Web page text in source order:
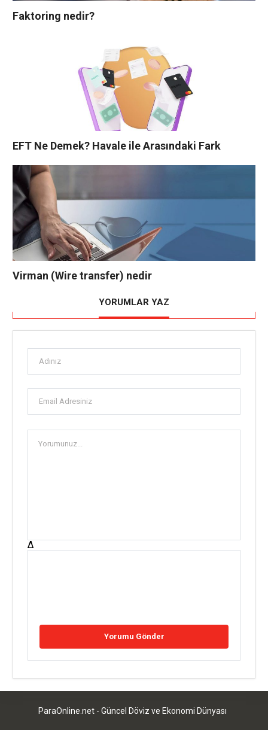
Faktoring nedir?
EFT Ne Demek? Havale ile Arasındaki Fark
Virman (Wire transfer) nedir
YORUMLAR YAZ
Δ
ParaOnline.net - Güncel Döviz ve Ekonomi Dünyası